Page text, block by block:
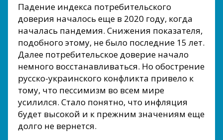
Падение индекса потребительского
доверия началось еще в 2020 году, когда
началась пандемия. Снижения показателя,
подобного этому, не было последние 15 лет.
Далее потребительское доверие начало
немного восстанавливаться. Но обострение
русско-украинского конфликта привело к
тому, что пессимизм во всем мире
усилился. Стало понятно, что инфляция
будет высокой и к прежним значениям еще
долго не вернется.